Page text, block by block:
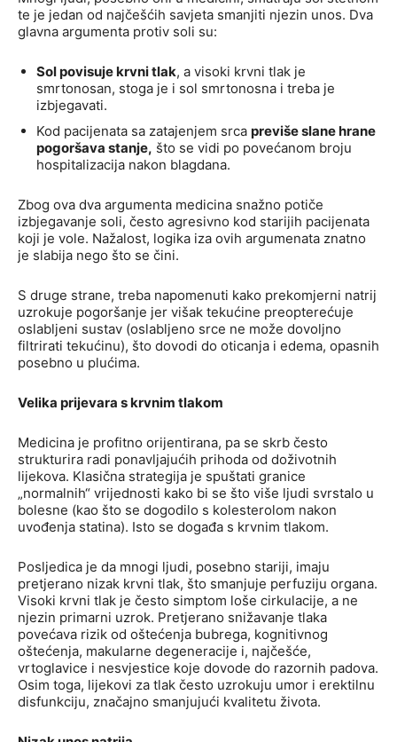
te je jedan od najčešćih savjeta smanjiti njezin unos. Dva
glavna argumenta protiv soli su:
Sol povisuje krvni tlak, a visoki krvni tlak je
smrtonosan, stoga je i sol smrtonosna i treba je
izbjegavati.
Kod pacijenata sa zatajenjem srca previše slane hrane
pogoršava stanje, što se vidi po povećanom broju
hospitalizacija nakon blagdana.
Zbog ova dva argumenta medicina snažno potiče
izbjegavanje soli, često agresivno kod starijih pacijenata
koji je vole. Nažalost, logika iza ovih argumenata znatno
je slabija nego što se čini.
S druge strane, treba napomenuti kako prekomjerni natrij
uzrokuje pogoršanje jer višak tekućine preopterećuje
oslabljeni sustav (oslabljeno srce ne može dovoljno
filtrirati tekućinu), što dovodi do oticanja i edema, opasnih
posebno u plućima.
Velika prijevara s krvnim tlakom
Medicina je profitno orijentirana, pa se skrb često
strukturira radi ponavljajućih prihoda od doživotnih
lijekova. Klasična strategija je spuštati granice
„normalnih“ vrijednosti kako bi se što više ljudi svrstalo u
bolesne (kao što se dogodilo s kolesterolom nakon
uvođenja statina). Isto se događa s krvnim tlakom.
Posljedica je da mnogi ljudi, posebno stariji, imaju
pretjerano nizak krvni tlak, što smanjuje perfuziju organa.
Visoki krvni tlak je često simptom loše cirkulacije, a ne
njezin primarni uzrok. Pretjerano snižavanje tlaka
povećava rizik od oštećenja bubrega, kognitivnog
oštećenja, makularne degeneracije i, najčešće,
vrtoglavice i nesvjestice koje dovode do razornih padova.
Osim toga, lijekovi za tlak često uzrokuju umor i erektilnu
disfunkciju, značajno smanjujući kvalitetu života.